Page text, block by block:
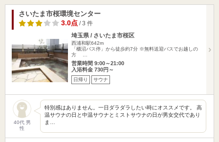
さいたま市桜環境センター
3.0点 / 3 件
埼玉県 / さいたま市桜区
西浦和駅642m
「櫃沼バス停」から徒歩約7分 ※無料送迎バスでお越しの
方 …
営業時間 9:00～21:00
入浴料金 730円～
日帰り サウナ
40代 男
性
特別感はありません。一日ダラダラしたい時にオススメです。 高
温サウナの日と中温サウナとミストサウナの日が男女交代であり
ま…